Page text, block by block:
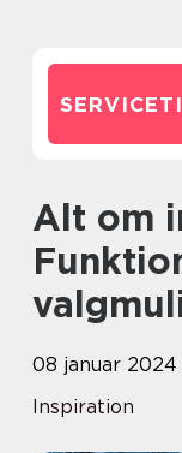
Alt om industriporte:
08 januar 2024
Inspiration